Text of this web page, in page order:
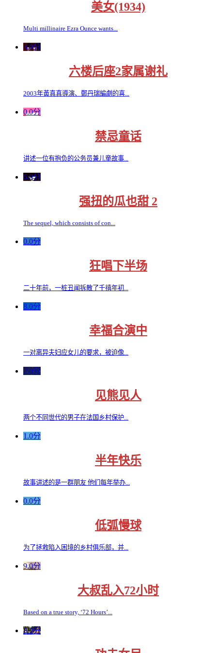
美女(1934)
Multi millinaire Ezra Ounce wants...
3.0分
六楼后座2家属谢礼
2003年黃真真導演、鄭丹瑞編劇的喜...
0.0分
禁忌童话
讲述一位有抱负的公务员兼儿童故事...
6.0分
强扭的瓜也甜 2
The sequel, which consists of con...
0.0分
狂唱下半场
二十年前，一桩丑闻拆散了千禧年初...
8.0分
幸福合演中
一对离异夫妇应女儿的要求，被迫像...
2.0分
见熊见人
两个不同世代的男子在法国乡村保护...
1.0分
半年快乐
故事讲述的是一群朋友 他们每年举办...
0.0分
低弧慢球
为了拯救陷入困境的乡村俱乐部，并...
9.0分
大叔乱入72小时
Based on a true story, ‘72 Hours’...
8.0分